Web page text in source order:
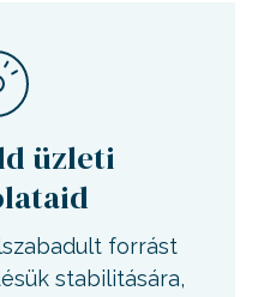
üzleti
forrást
stabilitására,